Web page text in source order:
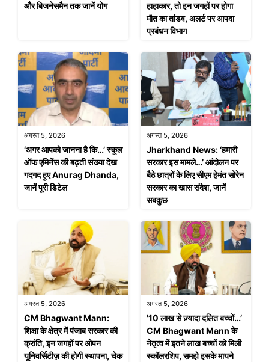
और बिजनेसमैन तक जानें योग
हाहाकार, तो इन जगहों पर होगा
मौत का तांडव, अलर्ट पर आपदा
प्रबंधन विभाग
अगस्त 5, 2026
‘अगर आपको जानना है कि…’ स्कूल
ऑफ एमिनेंस की बढ़ती संख्या देख
गदगद हुए Anurag Dhanda,
जानें पूरी डिटेल
अगस्त 5, 2026
Jharkhand News: ‘हमारी
सरकार इस मामले…’ आंदोलन पर
बैठे छात्रों के लिए सीएम हेमंत सोरेन
सरकार का खास संदेश, जानें
सबकुछ
अगस्त 5, 2026
CM Bhagwant Mann:
शिक्षा के क्षेत्र में पंजाब सरकार की
क्रांति, इन जगहों पर ओपन
यूनिवर्सिटीज़ की होगी स्थापना, चेक
अगस्त 5, 2026
’10 लाख से ज़्यादा दलित बच्चों…’
CM Bhagwant Mann के
नेतृत्व में इतने लाख बच्चों को मिली
स्कॉलरशिप, समझे इसके मायने